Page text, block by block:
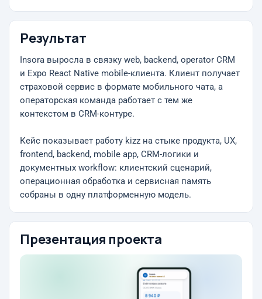
Результат
Insora выросла в связку web, backend, operator CRM
и Expo React Native mobile-клиента. Клиент получает
страховой сервис в формате мобильного чата, а
операторская команда работает с тем же
контекстом в CRM-контуре.
Кейс показывает работу kizz на стыке продукта, UX,
frontend, backend, mobile app, CRM-логики и
документных workflow: клиентский сценарий,
операционная обработка и сервисная память
собраны в одну платформенную модель.
Презентация проекта